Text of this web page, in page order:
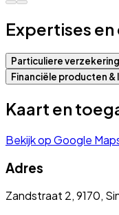
Expertises
Particuliere
Financiële producten &
Kaart en
Bekijk op Google
Adres
Zandstraat 2, 9170,